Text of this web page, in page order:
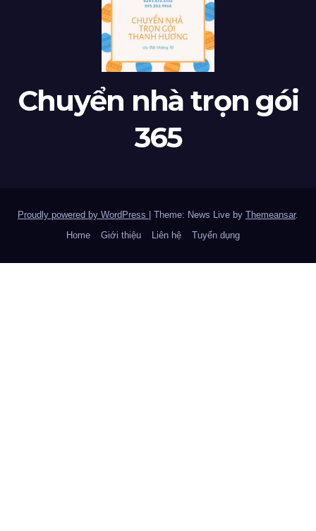
Chuyển nhà trọn gói
365
Proudly powered by WordPress Theme: News Live by Themeansar.
Home
Giới thiệu Liên hệ Tuyển dụng